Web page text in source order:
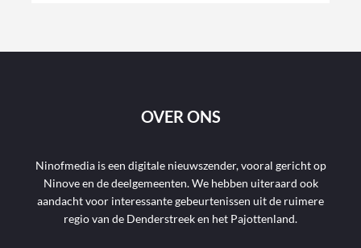
OVER ONS
Ninofmedia is een digitale nieuwszender, vooral gericht op
Ninove en de deelgemeenten. We hebben uiteraard ook
aandacht voor interessante gebeurtenissen uit de ruimere
regio van de Denderstreek en het Pajottenland.